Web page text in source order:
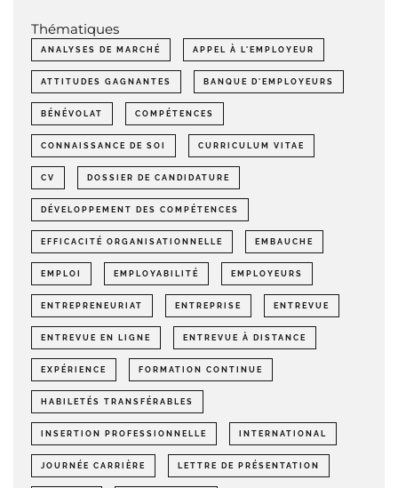
Thématiques
ANALYSES DE MARCHÉ APPEL À L'EMPLOYEUR
ATTITUDES GAGNANTES BANQUE D'EMPLOYEURS
BÉNÉVOLAT COMPÉTENCES
CONNAISSANCE DE SOI CURRICULUM VITAE
CV DOSSIER DE CANDIDATURE
DÉVELOPPEMENT DES COMPÉTENCES
EFFICACITÉ ORGANISATIONNELLE EMBAUCHE
EMPLOI EMPLOYABILITÉ EMPLOYEURS
ENTREPRENEURIAT ENTREPRISE ENTREVUE
ENTREVUE EN LIGNE ENTREVUE À DISTANCE
EXPÉRIENCE FORMATION CONTINUE
HABILETÉS TRANSFÉRABLES
INSERTION PROFESSIONNELLE INTERNATIONAL
JOURNÉE CARRIÈRE LETTRE DE PRÉSENTATION